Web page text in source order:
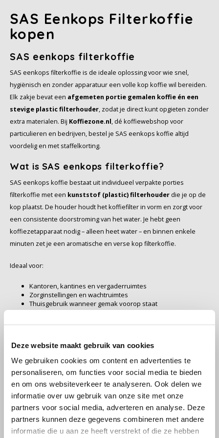
Deze website maakt gebruik van cookies
We gebruiken cookies om content en advertenties te
personaliseren, om functies voor social media te bieden
en om ons websiteverkeer te analyseren. Ook delen we
informatie over uw gebruik van onze site met onze
partners voor social media, adverteren en analyse. Deze
partners kunnen deze gegevens combineren met andere
informatie die u aan ze heeft verstrekt of die ze hebben
Eduscho
Flaronis - Domino
Gima Caffé
Gimoka
Idee
Jacobs
Joerges Gorilla
Käfer
Kimbo
La Brasiliana
Lavazza
Lucaffé
L’OR
Mauro Caffe
Melitta
Mövenpick
SAS
Segafredo
Swisso Kaffee
Tiktak
SAS Eenkops Filterkoffie
kopen
SAS eenkops filterkoffie
SAS eenkops filterkoffie is de ideale oplossing voor wie snel,
hygiënisch en zonder apparatuur een volle kop koffie wil bereiden.
Elk zakje bevat een afgemeten portie gemalen koffie én een
stevige plastic filterhouder, zodat je direct kunt opgieten zonder
extra materialen. Bij Koffiezone.nl, dé koffiewebshop voor
particulieren en bedrijven, bestel je SAS eenkops koffie altijd
voordelig en met staffelkorting.
Wat is SAS eenkops filterkoffie?
SAS eenkops koffie bestaat uit individueel verpakte porties
filterkoffie met een kunststof (plastic) filterhouder die je op de
kop plaatst. De houder houdt het koffiefilter in vorm en zorgt voor
een consistente doorstroming van het water. Je hebt geen
koffiezetapparaat nodig – alleen heet water – en binnen enkele
minuten zet je een aromatische en verse kop filterkoffie.
Ideaal voor:
Kantoren, kantines en vergaderruimtes
Zorginstellingen en wachtruimtes
Thuisgebruik wanneer gemak voorop staat
Vakantie, onderweg, kamperen
Plastic filterhouder in elk zakje
Stevig, hygiënisch en direct klaar voor gebruik. Geen losse houders
of accessoires nodig.
Individueel verpakt voor optimale versheid
Versheid, aroma en hygiëne blijven gegarandeerd tot gebruik.
Constante en betrouwbare smaak